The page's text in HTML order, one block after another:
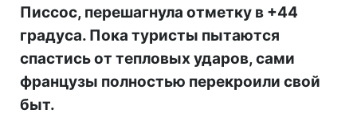
Писсос, перешагнула отметку в +44
градуса. Пока туристы пытаются
спастись от тепловых ударов, сами
французы полностью перекроили свой
быт.